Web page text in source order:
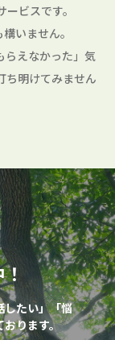
ビスです。
いません。
らえなかった」気
ち明けてみません
したい」「悩
おります。